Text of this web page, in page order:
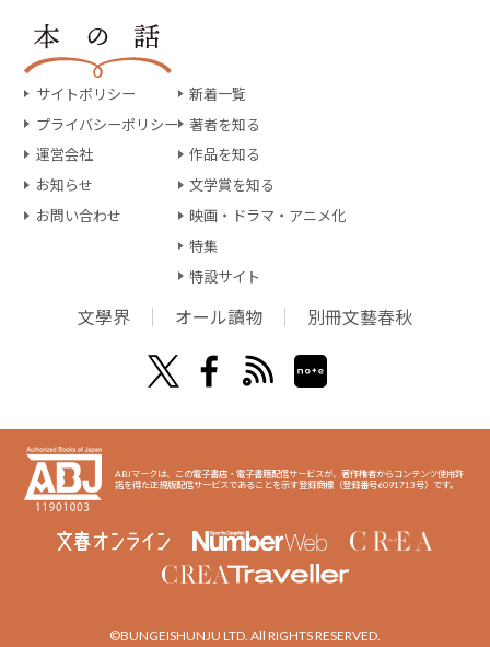
サイトポリシー
プライバシーポリシー
運営会社
お知らせ
お問い合わせ
新着一覧
著者を知る
作品を知る
文学賞を知る
映画・ドラマ・アニメ化
特集
特設サイト
文學界 オール讀物 別冊文藝春秋
ABJマークは、この電子書店・電子書籍配信サービスが、著作権者からコンテンツ使用許
諾を得た正規版配信サービスであることを示す登録商標（登録番号6091713号）です。
©BUNGEISHUNJU LTD. All RIGHTS RESERVED.